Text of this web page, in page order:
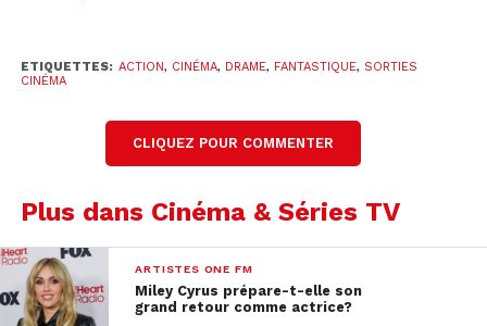
Genre:💥Action
Thunderbolts*:
Oxana
Si vous avez davantage une âme militante, foncez
voir Oxana de Charlène Favier. Tiré d’une histoire
vraie. L’œuvre aborde la vie d’Oksana Chatchko,
militante ukrainienne à l’origine du mouvement
ETIQUETTES: ACTION, CINÉMA, DRAME, FANTASTIQUE, SORTIES
CINÉMA
CLIQUEZ POUR COMMENTER
Plus dans Cinéma & Séries TV
ARTISTES ONE FM
Miley Cyrus prépare-t-elle son
grand retour comme actrice?